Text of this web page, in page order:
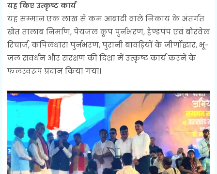
यह किए उत्कृष्ट कार्य
यह सम्मान एक लाख से कम आबादी वाले निकाय के अंतर्गत
खेत तालाब निर्माण, पेयजल कूप पुर्नभरण, हेण्डपंप एवं बोरवेल
रिचार्ज, कपिलधारा पुर्नभरण, पुरानी बावड़ियों के जीर्णोद्धार, भू-
जल संवर्धन और संरक्षण की दिशा में उत्कृष्ट कार्य करने के
फलस्वरूप प्रदान किया गया।